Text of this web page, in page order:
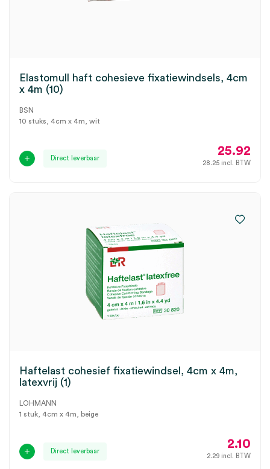
Elastomull haft cohesieve fixatiewindsels, 4cm
x 4m (10)
BSN
10 stuks, 4cm x 4m, wit
Direct leverbaar
25.92
28.25 incl. BTW
Haftelast cohesief fixatiewindsel, 4cm x 4m,
latexvrij (1)
LOHMANN
1 stuk, 4cm x 4m, beige
Direct leverbaar
2.10
2.29 incl. BTW